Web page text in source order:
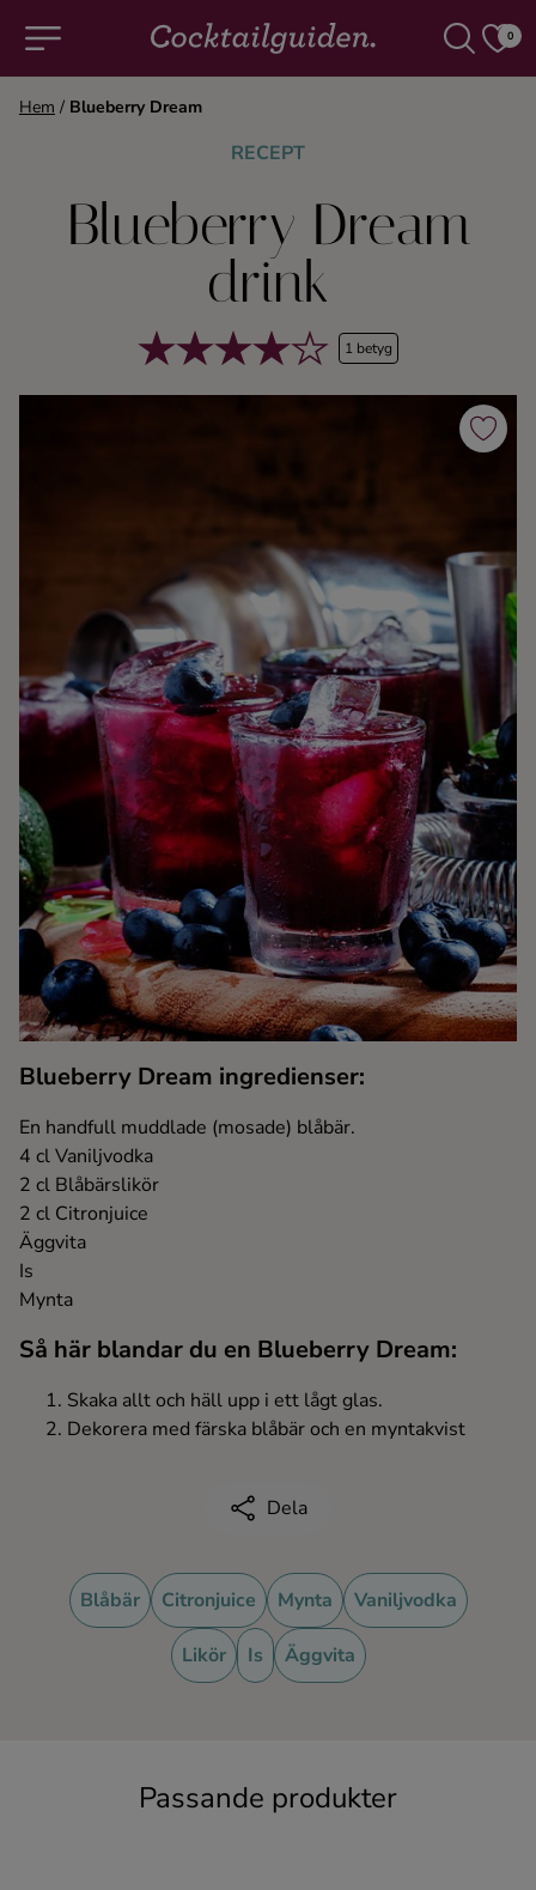
0
Alla cocktails & drinkar
Champagne
Konjak
Likör
Rom
Tequila
Vodka
Whisky
Hem / Blueberry Dream
RECEPT
Blueberry Dream
drink
1 betyg
Blueberry Dream ingredienser:
En handfull muddlade (mosade) blåbär.
4 cl Vaniljvodka
2 cl Blåbärslikör
2 cl Citronjuice
Äggvita
Is
Mynta
Så här blandar du en Blueberry Dream:
Skaka allt och häll upp i ett lågt glas.
Dekorera med färska blåbär och en myntakvist
Dela
Blåbär Citronjuice Mynta Vaniljvodka
Likör Is Äggvita
Passande produkter